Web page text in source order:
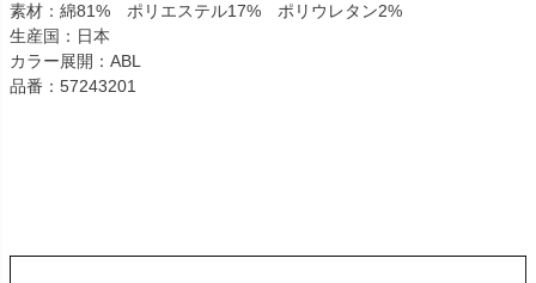
素材：綿81% ポリエステル17% ポリウレタン2%
生産国：日本
カラー展開：ABL
品番：57243201